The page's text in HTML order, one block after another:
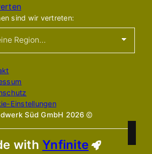
sind wir vertreten:
Einstellungen
Süd GmbH 2026
with Ynfinite